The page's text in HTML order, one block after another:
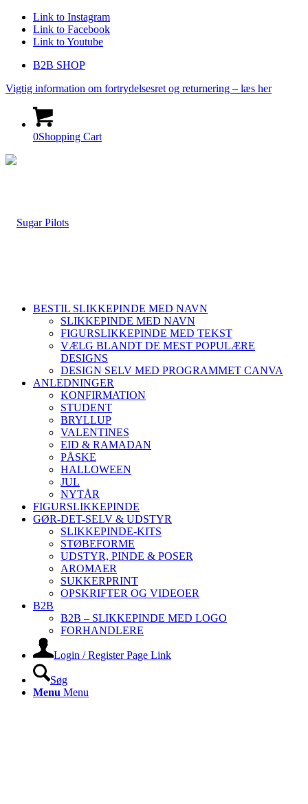
Link to Instagram
Link to Facebook
Link to Youtube
B2B SHOP
Vigtig information om fortrydelsesret og returnering – læs her
0Shopping Cart
BESTIL SLIKKEPINDE MED NAVN
SLIKKEPINDE MED NAVN
FIGURSLIKKEPINDE MED TEKST
VÆLG BLANDT DE MEST POPULÆRE
DESIGNS
DESIGN SELV MED PROGRAMMET CANVA
ANLEDNINGER
KONFIRMATION
STUDENT
BRYLLUP
VALENTINES
EID & RAMADAN
PÅSKE
HALLOWEEN
JUL
NYTÅR
FIGURSLIKKEPINDE
GØR-DET-SELV & UDSTYR
SLIKKEPINDE-KITS
STØBEFORME
UDSTYR, PINDE & POSER
AROMAER
SUKKERPRINT
OPSKRIFTER OG VIDEOER
B2B
B2B – SLIKKEPINDE MED LOGO
FORHANDLERE
Login / Register Page Link
Søg
Menu Menu